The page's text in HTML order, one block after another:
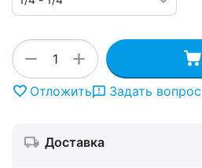
+
−
Отложить Задать вопрос
Доставка